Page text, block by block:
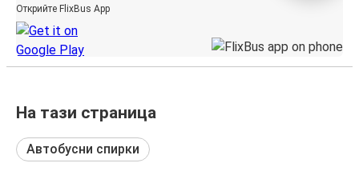
Открийте FlixBus App
На тази страница
Автобусни спирки